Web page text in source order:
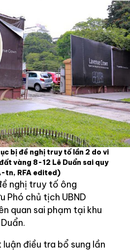
bị đề nghị truy tố lần 2 do vi
vàng 8-12 Lê Duẩn sai quy
tn, RFA edited)
nghị truy tố ông
Phó chủ tịch UBND
quan sai phạm tại khu
điều tra bổ sung lần